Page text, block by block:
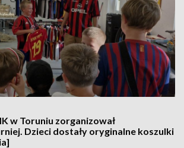
w Toruniu zorganizował
Dzieci dostały oryginalne koszulki